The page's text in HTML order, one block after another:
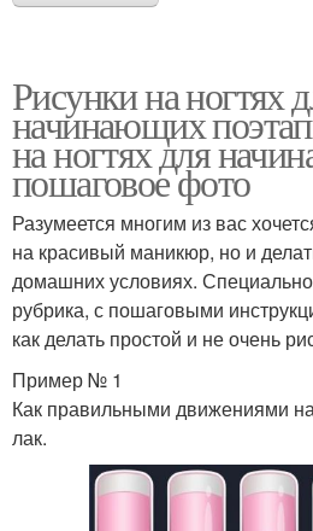
Рисунки на ногтях
начинающих
на ногтях для
пошаговое фото
Разумеется многим из вас
на красивый маникюр, но и
домашних условиях.
рубрика, с пошаговыми
как делать простой и не очень
Пример № 1
Как правильными движениями
лак.